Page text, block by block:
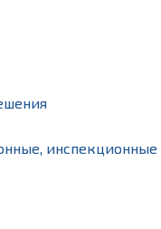
инспекционные